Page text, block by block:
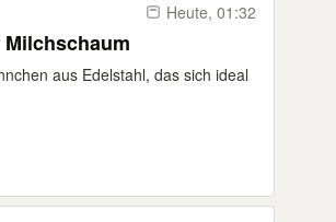
Heute, 01:32
aus Edelstahl, das sich ideal